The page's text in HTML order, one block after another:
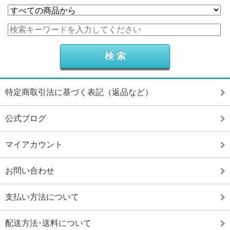
特定商取引法に基づく表記（返品など）
公式ブログ
マイアカウント
お問い合わせ
支払い方法について
配送方法･送料について